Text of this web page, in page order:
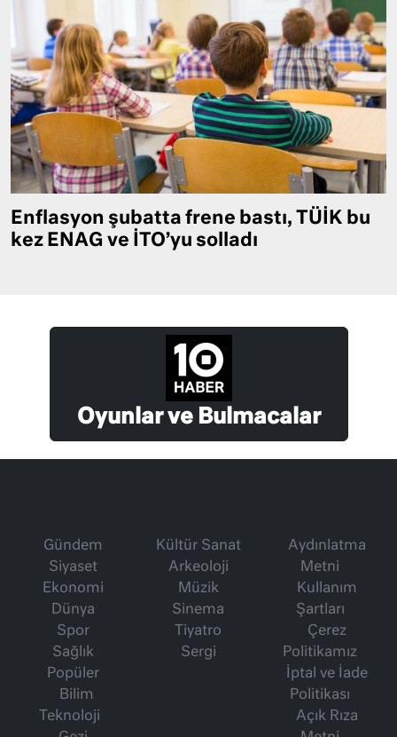
Enflasyon şubatta frene bastı, TÜİK bu
kez ENAG ve İTO’yu solladı
Oyunlar ve Bulmacalar
Gündem
Siyaset
Ekonomi
Dünya
Spor
Sağlık
Popüler
Bilim
Teknoloji
Kültür Sanat
Arkeoloji
Müzik
Sinema
Tiyatro
Sergi
Aydınlatma
Metni
Kullanım
Şartları
Çerez
Politikamız
İptal ve İade
Politikası
Açık Rıza